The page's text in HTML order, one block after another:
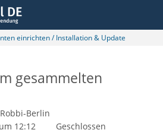
einrichten / Installation & Update
gesammelten
Robbi-Berlin
12:12
Geschlossen